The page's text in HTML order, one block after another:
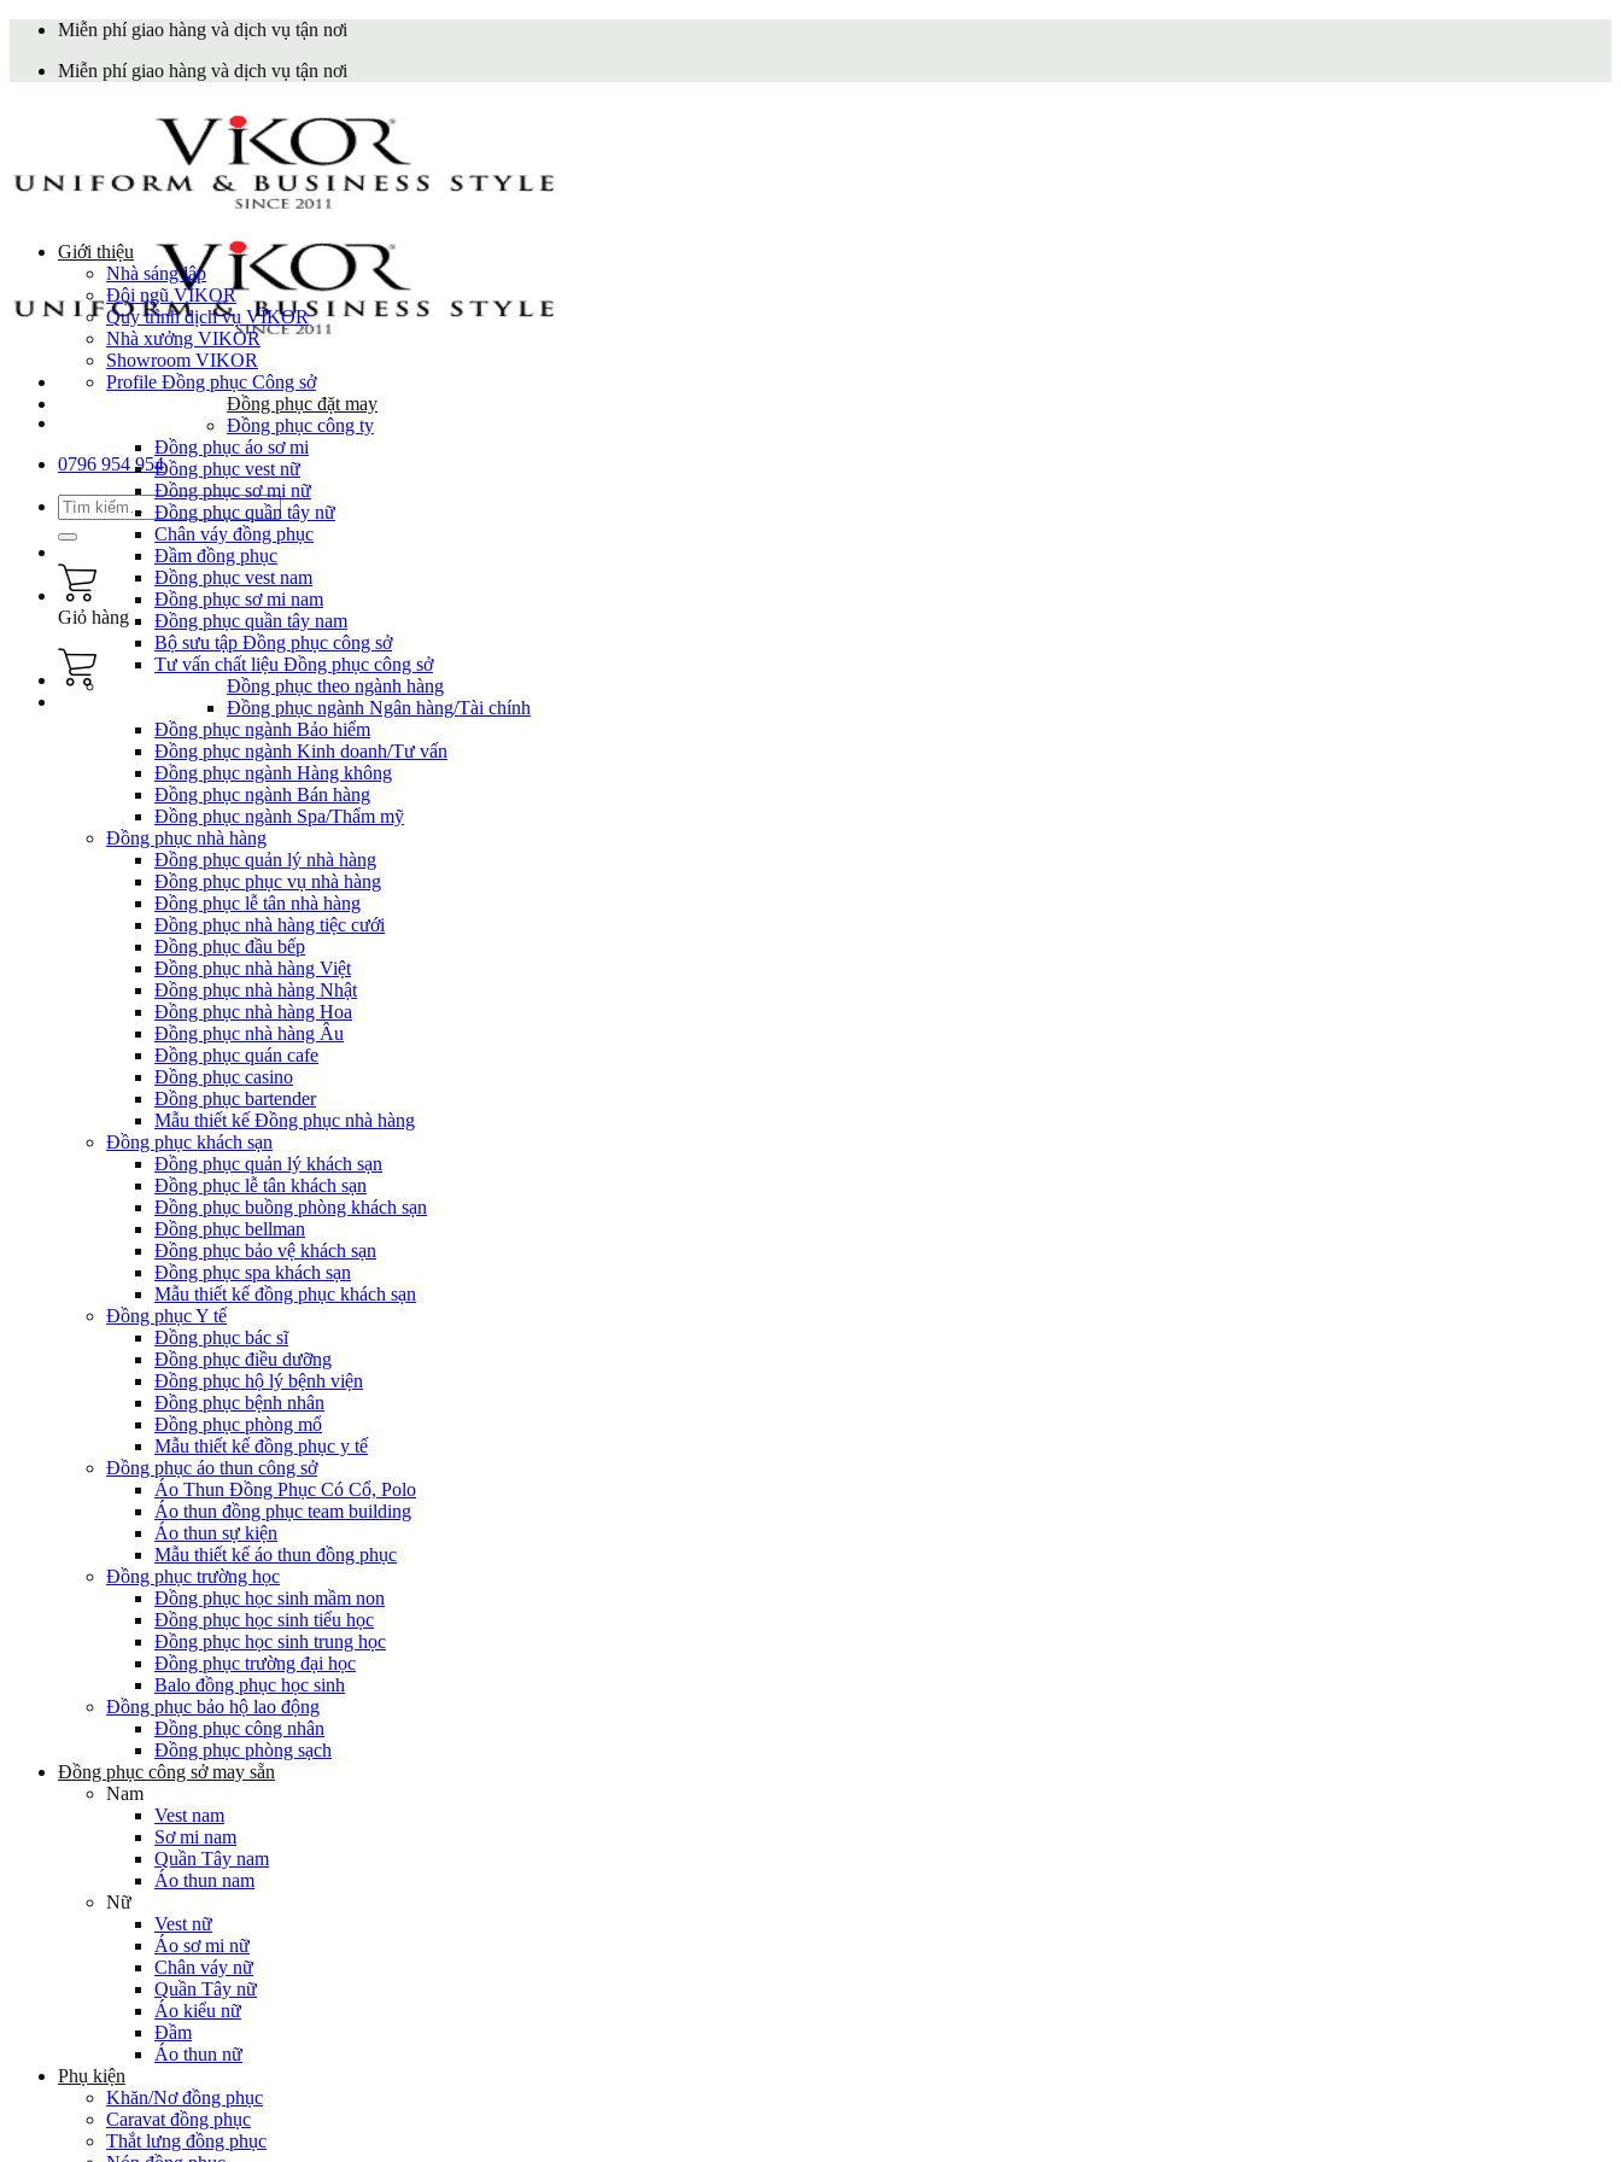
Skip
content
Miễn phí giao hàng và dịch vụ tận nơi
Miễn phí giao hàng và dịch vụ tận nơi
0796 954 954
Tìm
kiếm:
Giỏ hàng
Giới thiệu
Nhà sáng lập
Đội ngũ VIKOR
Quy trình dịch vụ VIKOR
Nhà xưởng VIKOR
Showroom VIKOR
Profile Đồng phục Công sở
Đồng phục đặt may
Đồng phục công ty
Đồng phục áo sơ mi
Đồng phục vest nữ
Đồng phục sơ mi nữ
Đồng phục quần tây nữ
Chân váy đồng phục
Đầm đồng phục
Đồng phục vest nam
Đồng phục sơ mi nam
Đồng phục quần tây nam
Bộ sưu tập Đồng phục công sở
Tư vấn chất liệu Đồng phục công sở
Đồng phục theo ngành hàng
Đồng phục ngành Ngân hàng/Tài chính
Đồng phục ngành Bảo hiểm
Đồng phục ngành Kinh doanh/Tư vấn
Đồng phục ngành Hàng không
Đồng phục ngành Bán hàng
Đồng phục ngành Spa/Thẩm mỹ
Đồng phục nhà hàng
Đồng phục quản lý nhà hàng
Đồng phục phục vụ nhà hàng
Đồng phục lễ tân nhà hàng
Đồng phục nhà hàng tiệc cưới
Đồng phục đầu bếp
Đồng phục nhà hàng Việt
Đồng phục nhà hàng Nhật
Đồng phục nhà hàng Hoa
Đồng phục nhà hàng Âu
Đồng phục quán cafe
Đồng phục casino
Đồng phục bartender
Mẫu thiết kế Đồng phục nhà hàng
Đồng phục khách sạn
Đồng phục quản lý khách sạn
Đồng phục lễ tân khách sạn
Đồng phục buồng phòng khách sạn
Đồng phục bellman
Đồng phục bảo vệ khách sạn
Đồng phục spa khách sạn
Mẫu thiết kế đồng phục khách sạn
Đồng phục Y tế
Đồng phục bác sĩ
Đồng phục điều dưỡng
Đồng phục hộ lý bệnh viện
Đồng phục bệnh nhân
Đồng phục phòng mổ
Mẫu thiết kế đồng phục y tế
Đồng phục áo thun công sở
Áo Thun Đồng Phục Có Cổ, Polo
Áo thun đồng phục team building
Áo thun sự kiện
Mẫu thiết kế áo thun đồng phục
Đồng phục trường học
Đồng phục học sinh mầm non
Đồng phục học sinh tiểu học
Đồng phục học sinh trung học
Đồng phục trường đại học
Balo đồng phục học sinh
Đồng phục bảo hộ lao động
Đồng phục công nhân
Đồng phục phòng sạch
Đồng phục công sở may sẵn
Nam
Vest nam
Sơ mi nam
Quần Tây nam
Áo thun nam
Nữ
Vest nữ
Áo sơ mi nữ
Chân váy nữ
Quần Tây nữ
Áo kiểu nữ
Đầm
Áo thun nữ
Phụ kiện
Khăn/Nơ đồng phục
Caravat đồng phục
Thắt lưng đồng phục